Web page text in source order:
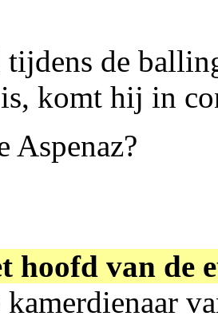
de
komt hij in
Aspenaz?
hoofd van de
kamerdienaar